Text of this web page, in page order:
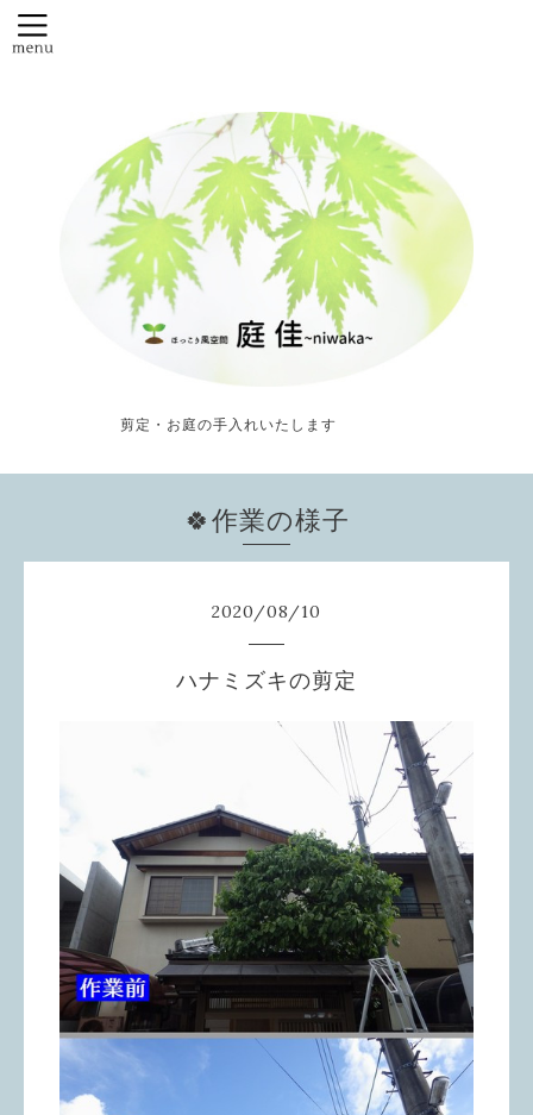
剪定・お庭の手入れいたします
🍀作業の様子
2020/08/10
ハナミズキの剪定